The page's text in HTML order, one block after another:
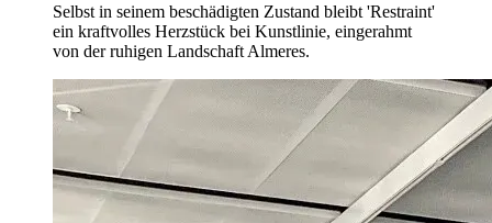
Selbst in seinem beschädigten Zustand bleibt 'Restraint'
ein kraftvolles Herzstück bei Kunstlinie, eingerahmt
von der ruhigen Landschaft Almeres.